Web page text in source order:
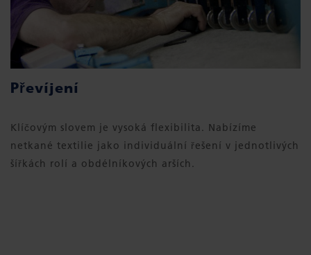
Převíjení
Klíčovým slovem je vysoká flexibilita. Nabízíme
netkané textilie jako individuální řešení v jednotlivých
šířkách rolí a obdélníkových arších.